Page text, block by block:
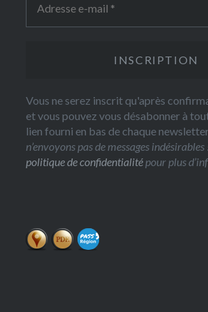
Vous ne serez inscrit qu'après
et vous pouvez vous désabonner à
lien fourni en bas de chaque
n’envoyons pas de messages
politique de confidentialité pour plus